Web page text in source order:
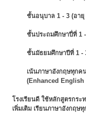
ชั้นอนุบาล 1 - 3 (อายุ
ชั้นประถมศึกษาปี่ที่ 1
ชั้นมัธยมศึกษาปีที่ 1 -
เน้นภาษาอังกฤษทุกค
(Enhanced English
โรงเรียนดี ใช้หลักสูตรกระ
เพิ่มเติม เรียนภาษาอังกฤษ